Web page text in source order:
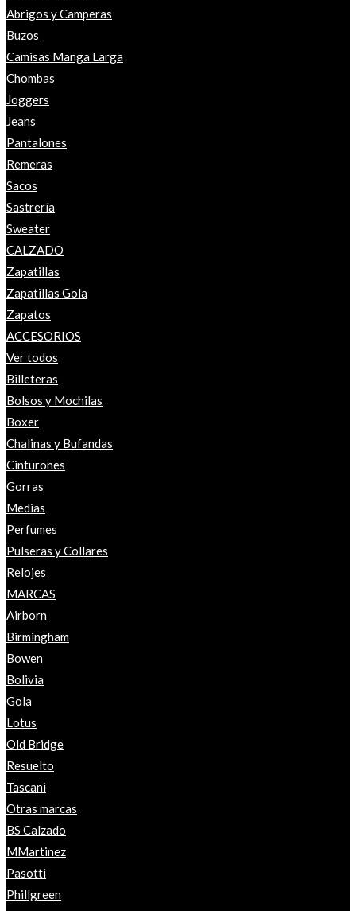
Abrigos y Camperas
Buzos
Camisas Manga Larga
Chombas
Joggers
Jeans
Pantalones
Remeras
Sacos
Sastrería
Sweater
CALZADO
Zapatillas
Zapatillas Gola
Zapatos
ACCESORIOS
Ver todos
Billeteras
Bolsos y Mochilas
Boxer
Chalinas y Bufandas
Cinturones
Gorras
Medias
Perfumes
Pulseras y Collares
Relojes
MARCAS
Airborn
Birmingham
Bowen
Bolivia
Gola
Lotus
Old Bridge
Resuelto
Tascani
Otras marcas
BS Calzado
MMartinez
Pasotti
Phillgreen